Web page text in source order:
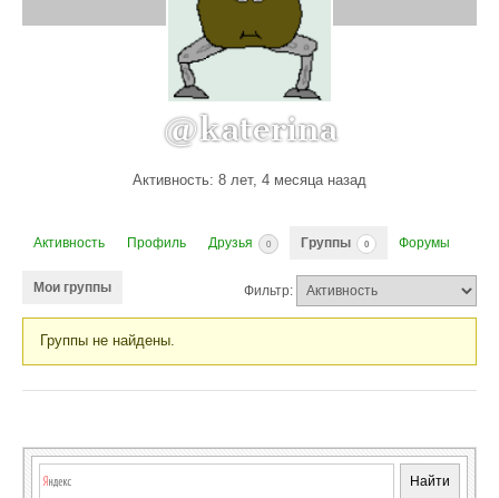
@katerina
Активность: 8 лет, 4 месяца назад
Активность Профиль Друзья 0 Группы 0 Форумы
Мои группы Фильтр:
Группы
пользователя
Группы не найдены.